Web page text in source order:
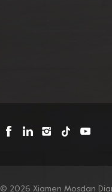
Eckkanten
© 2026 Xiamen Mosdan